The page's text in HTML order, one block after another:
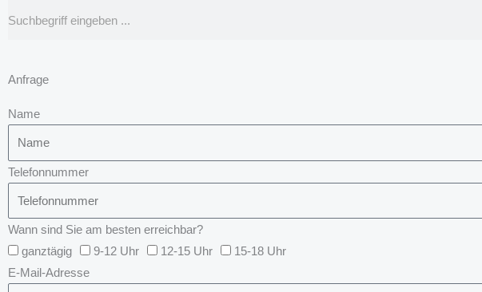
Anfrage
Name
Telefonnummer
Wann sind Sie am besten erreichbar?
ganztägig
9-12 Uhr 12-15 Uhr
15-18 Uhr
E-Mail-Adresse